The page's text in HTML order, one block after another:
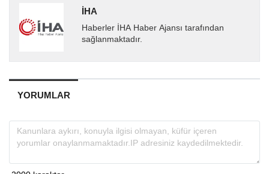
İHA
Haberler İHA Haber Ajansı tarafından
sağlanmaktadır.
YORUMLAR